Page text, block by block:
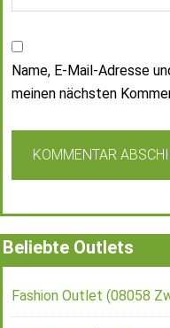
Name, E-Mail-Adresse
meinen nächsten
Beliebte Outlets
Fashion Outlet (08058